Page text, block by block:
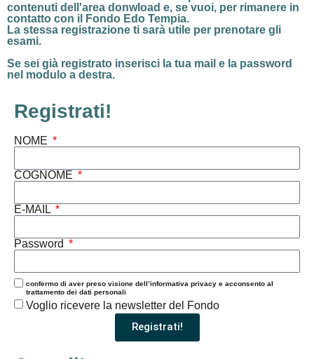
contenuti dell'area donwload e, se vuoi, per rimanere in
contatto con il Fondo Edo Tempia.
La stessa registrazione ti sarà utile per prenotare gli
esami.
Se sei già registrato inserisci la tua mail e la password
nel modulo a destra.
Registrati!
NOME
COGNOME
E-MAIL
Password
confermo di aver preso visione dell’informativa privacy e acconsento al
trattamento dei dati personali
Voglio ricevere la newsletter del Fondo
Registrati!